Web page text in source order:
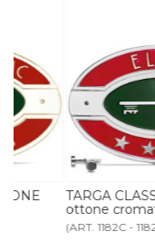
TARGA
ottone cromato
(ART. 1182C - 1182CP)